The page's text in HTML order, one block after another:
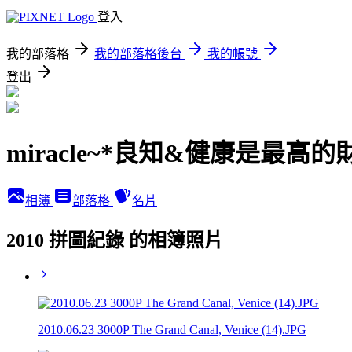
登入
我的部落格 我的部落格後台
我的帳號
登出
miracle~*良知&健康是最高的
相簿 部落格 名片
2010 拼圖紀錄 的相簿照片
2010.06.23 3000P The Grand Canal, Venice (14).JPG